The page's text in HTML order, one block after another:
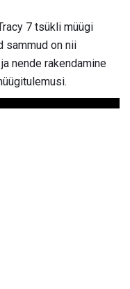
7 tsükli müügi
sammud on nii
nende rakendamine